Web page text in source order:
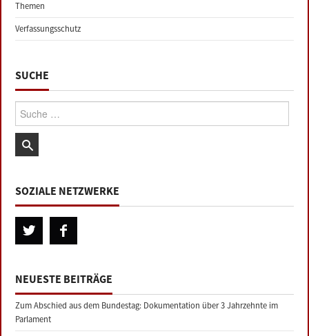
Themen
Verfassungsschutz
SUCHE
Suche:
SOZIALE NETZWERKE
NEUESTE BEITRÄGE
Zum Abschied aus dem Bundestag: Dokumentation über 3 Jahrzehnte im
Parlament